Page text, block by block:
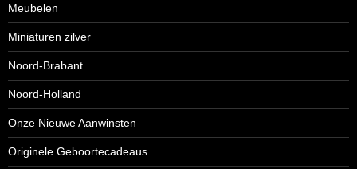
Meubelen
Miniaturen zilver
Noord-Brabant
Noord-Holland
Onze Nieuwe Aanwinsten
Originele Geboortecadeaus